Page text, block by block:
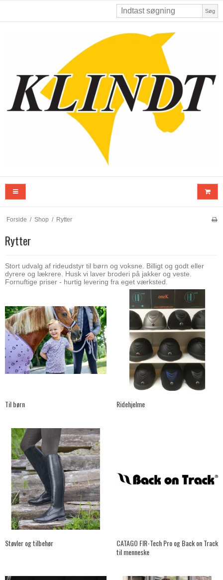
Søg
Forside / Shop / Rytter
Rytter
Stort udvalg af rideudstyr til børn og voksne. Billigt og godt eller
dyrere og lækrere. Husk vi laver broderi på jakker og veste.
Fornuftige priser - hurtig levering fra eget værksted.
Til børn Ridehjelme
Støvler og tilbehør
CATAGO FIR-Tech Pro og Back on Track
til menneske